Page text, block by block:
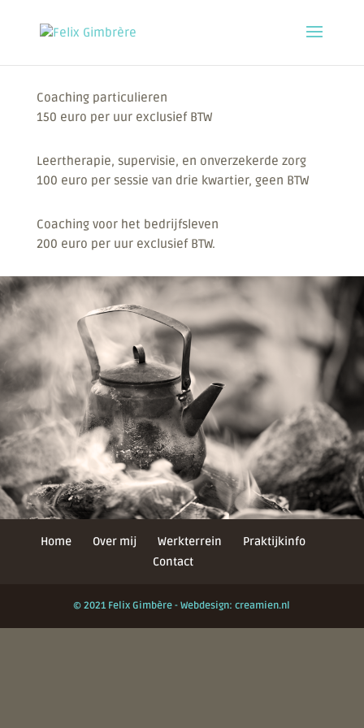
Coaching particulieren
150 euro per uur exclusief BTW
Leertherapie, supervisie, en onverzekerde zorg
100 euro per sessie van drie kwartier, geen BTW
Coaching voor het bedrijfsleven
200 euro per uur exclusief BTW.
Home Over mij Werkterrein
Praktijkinfo
Contact
© 2021 Felix Gimbère - Webdesign: creamien.nl